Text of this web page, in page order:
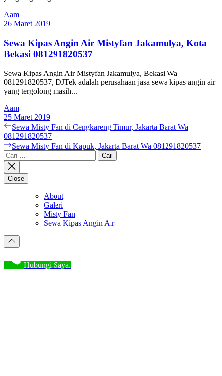
Aam
26 Maret 2019
Sewa Kipas Angin Air Mistyfan Jakamulya, Kota
Bekasi 081291820537
Sewa Kipas Angin Air Mistyfan Jakamulya, Bekasi Wa
081291820537, DJTek adalah perusahaan jasa sewa kipas angin air
yang tergolong masih...
Aam
25 Maret 2019
Navigasi
pos
Previous
post:
Sewa Misty Fan di Cengkareng Timur, Jakarta Barat Wa
081291820537
Next
post:
Sewa Misty Fan di Kapuk, Jakarta Barat Wa 081291820537
Cari
untuk:
Close
About
Galeri
Misty Fan
Sewa Kipas Angin Air
Hubungi Saya.